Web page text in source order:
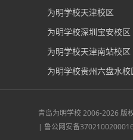
为明学校天津校区
为明学校深圳宝安校区
为明学校天津南站校区
为明学校贵州六盘水校
青岛为明学校2006-2026 版
| 鲁公网安备